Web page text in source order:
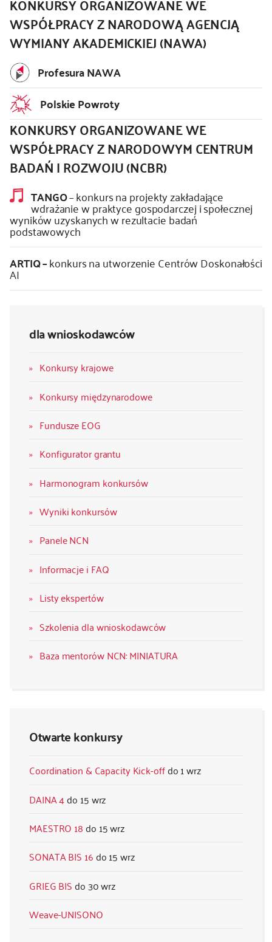
dla wnioskodawców
Konkursy krajowe
Konkursy międzynarodowe
Fundusze EOG
Konfigurator grantu
Harmonogram konkursów
Wyniki konkursów
Panele NCN
Informacje i FAQ
Listy ekspertów
Szkolenia dla wnioskodawców
Baza mentorów NCN: MINIATURA
Otwarte konkursy
Coordination & Capacity Kick-off
1 wrz
DAINA 4
15 wrz
MAESTRO 18
15 wrz
SONATA BIS 16
15 wrz
GRIEG BIS
30 wrz
Weave-UNISONO
WSPÓŁPRACY Z NARODOWĄ AGENCJĄ
WYMIANY AKADEMICKIEJ (NAWA)
Profesura NAWA
Polskie Powroty
KONKURSY ORGANIZOWANE WE
WSPÓŁPRACY Z NARODOWYM CENTRUM
BADAŃ I ROZWOJU (NCBR)
TANGO– konkurs na projekty zakładające
wdrażanie w praktyce gospodarczej i społecznej
wyników uzyskanych w rezultacie badań
podstawowych
ARTIQ –konkurs na utworzenie Centrów Doskonałości
AI